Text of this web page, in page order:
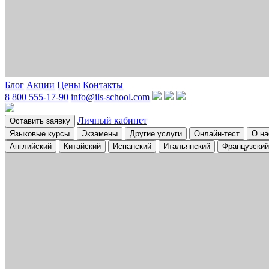
Блог Акции Цены Контакты
8 800 555-17-90 info@ils-school.com
Оставить заявку Личный кабинет
Языковые курсы Экзамены Другие услуги Онлайн-тест
О
Английский
Китайский Испанский Итальянский Французский